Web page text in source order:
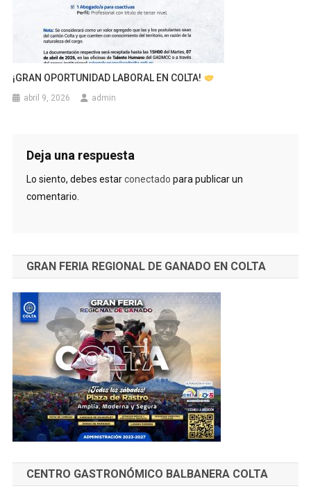
¡GRAN OPORTUNIDAD LABORAL EN COLTA!
abril 9, 2026 admin
Deja una respuesta
Lo siento, debes estarconectado para publicar un
comentario.
GRAN FERIA REGIONAL DE GANADO EN COLTA
CENTRO GASTRONÓMICO BALBANERA COLTA